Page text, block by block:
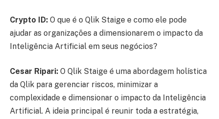
Crypto ID: O que é o Qlik Staige e como ele pode
ajudar as organizações a dimensionarem o impacto da
Inteligência Artificial em seus negócios?
Cesar Ripari: O Qlik Staige é uma abordagem holística
da Qlik para gerenciar riscos, minimizar a
complexidade e dimensionar o impacto da Inteligência
Artificial. A ideia principal é reunir toda a estratégia,